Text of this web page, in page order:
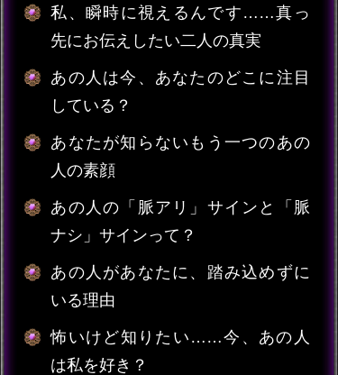
私、瞬時に視えるんです……真っ
先にお伝えしたい二人の真実
あの人は今、あなたのどこに注目
している？
あなたが知らないもう一つのあの
人の素顔
あの人の「脈アリ」サインと「脈
ナシ」サインって？
あの人があなたに、踏み込めずに
いる理由
怖いけど知りたい……今、あの人
は私を好き？